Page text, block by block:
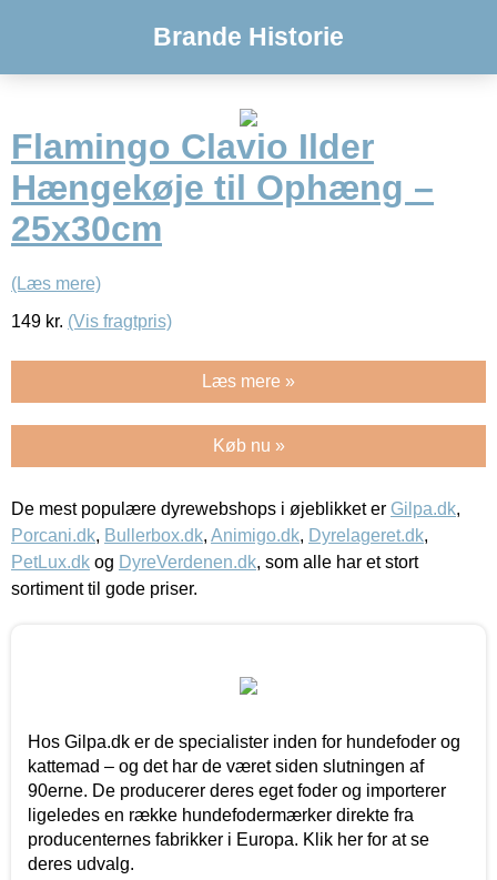
Brande Historie
Flamingo Clavio Ilder
Hængekøje til Ophæng –
25x30cm
(Læs mere)
149 kr. (Vis fragtpris)
Læs mere »
Køb nu »
De mest populære dyrewebshops i øjeblikket er Gilpa.dk,
Porcani.dk, Bullerbox.dk, Animigo.dk, Dyrelageret.dk,
PetLux.dk og DyreVerdenen.dk, som alle har et stort
sortiment til gode priser.
Hos Gilpa.dk er de specialister inden for hundefoder og
kattemad – og det har de været siden slutningen af
90erne. De producerer deres eget foder og importerer
ligeledes en række hundefodermærker direkte fra
producenternes fabrikker i Europa. Klik her for at se
deres udvalg.